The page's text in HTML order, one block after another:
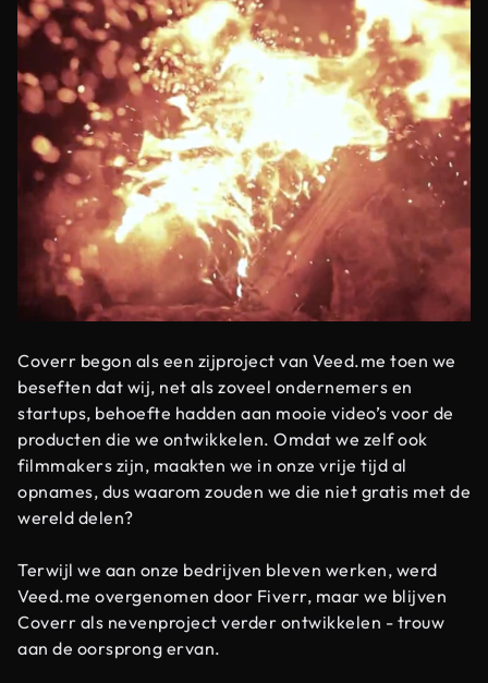
Coverr begon als een zijproject van Veed.me toen we
beseften dat wij, net als zoveel ondernemers en
startups, behoefte hadden aan mooie video’s voor de
producten die we ontwikkelen. Omdat we zelf ook
filmmakers zijn, maakten we in onze vrije tijd al
opnames, dus waarom zouden we die niet gratis met de
wereld delen?
Terwijl we aan onze bedrijven bleven werken, werd
Veed.me overgenomen door Fiverr, maar we blijven
Coverr als nevenproject verder ontwikkelen - trouw
aan de oorsprong ervan.